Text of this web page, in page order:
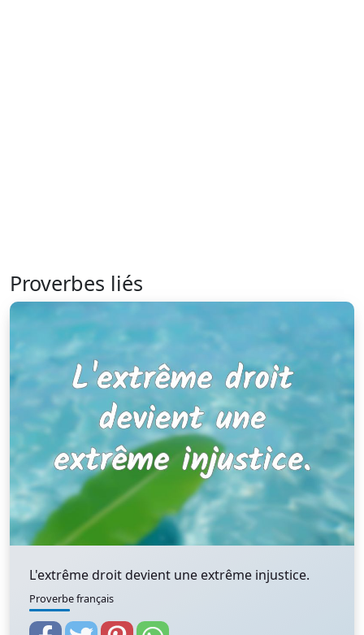
Proverbes liés
L'extrême droit devient une extrême injustice.
Proverbe français